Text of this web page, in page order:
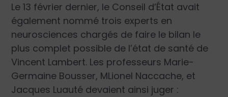
Le 13 février dernier, le Conseil d’État avait
également nommé trois experts en
neurosciences chargés de faire le bilan le
plus complet possible de l’état de santé de
Vincent Lambert. Les professeurs Marie-
Germaine Bousser, MLionel Naccache, et
Jacques Luauté devaient ainsi juger :